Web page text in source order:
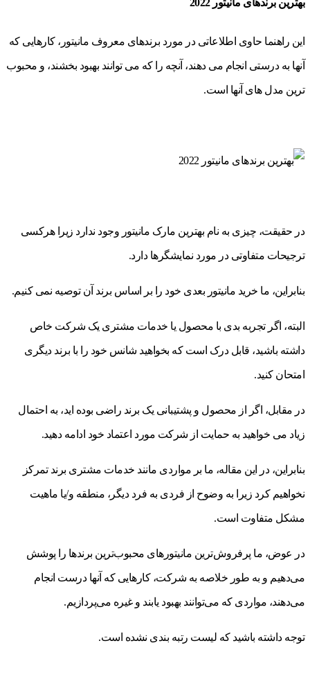
این راهنما حاوی اطلاعاتی در مورد برندهای معروف مانیتور، کارهایی که
آنها به درستی انجام می دهند، آنچه را که می توانند بهبود بخشند، و محبوب
ترین مدل های آنها است.
در حقیقت، چیزی به نام بهترین مارک مانیتور وجود ندارد زیرا هرکسی
ترجیحات متفاوتی در مورد نمایشگرها دارد.
بنابراین، ما خرید مانیتور بعدی خود را بر اساس برند آن توصیه نمی کنیم.
البته، اگر تجربه بدی با محصول یا خدمات مشتری یک شرکت خاص
داشته باشید، قابل درک است که بخواهید شانس خود را با برند دیگری
امتحان کنید.
در مقابل، اگر از محصول و پشتیبانی یک برند راضی بوده اید، به احتمال
زیاد می خواهید به حمایت از شرکت مورد اعتماد خود ادامه دهید.
بنابراین، در این مقاله، ما بر مواردی مانند خدمات مشتری برند تمرکز
نخواهیم کرد زیرا به وضوح از فردی به فرد دیگر، منطقه و/یا ماهیت
مشکل متفاوت است.
در عوض، ما پرفروش‌ترین مانیتورهای محبوب‌ترین برندها را پوشش
می‌دهیم و به طور خلاصه به شرکت، کارهایی که آنها درست انجام
می‌دهند، مواردی که می‌توانند بهبود یابند و غیره می‌پردازیم.
توجه داشته باشید که لیست رتبه بندی نشده است.